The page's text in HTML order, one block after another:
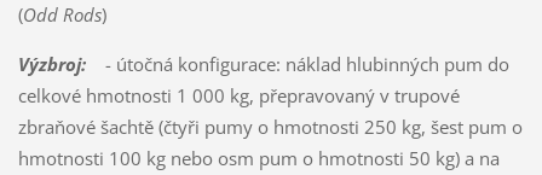
(Odd Rods)
Výzbroj:- útočná konfigurace: náklad hlubinných pum do
celkové hmotnosti 1 000 kg, přepravovaný v trupové
zbraňové šachtě (čtyři pumy o hmotnosti 250 kg, šest pum o
hmotnosti 100 kg nebo osm pum o hmotnosti 50 kg) a na